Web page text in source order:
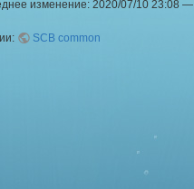
изменение: 2020/07/10 23:08 —
SCB common